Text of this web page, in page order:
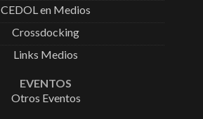
CEDOL en Medios
Crossdocking
Links Medios
EVENTOS
Otros Eventos